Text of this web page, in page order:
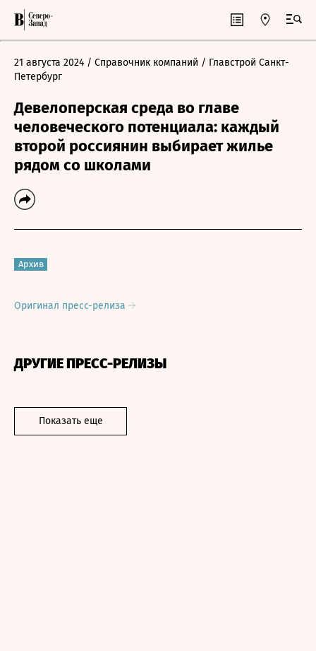
21 августа 2024 / Справочник компаний / Главстрой Санкт-
Петербург
Девелоперская среда во главе
человеческого потенциала: каждый
второй россиянин выбирает жилье
рядом со школами
Архив
Оригинал пресс-релиза
ДРУГИЕ ПРЕСС-РЕЛИЗЫ
Показать еще